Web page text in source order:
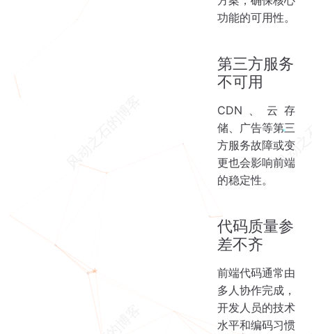
功能的可用性。
第三方服务
不可用
CDN、云存
储、广告等第三
方服务故障或变
更也会影响前端
的稳定性。
代码质量参
差不齐
前端代码通常由
多人协作完成，
开发人员的技术
水平和编码习惯